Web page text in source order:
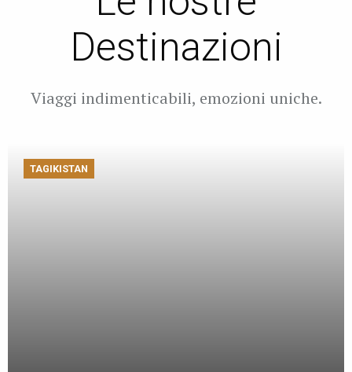
Destinazioni
Viaggi indimenticabili, emozioni uniche.
TAGIKISTAN